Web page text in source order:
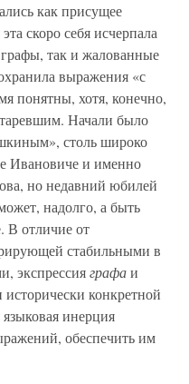
как присущее
скоро себя исчерпала
так и жалованные
выражения «с
понятны, хотя, конечно,
Начали было
столь широко
Ивановиче и именно
но недавний юбилей
надолго, а быть
В отличие от
стабильными в
экспрессияграфаи
конкретной
инерция
обеспечить им